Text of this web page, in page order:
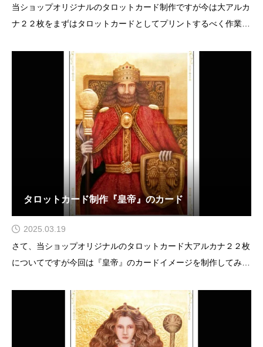
当ショップオリジナルのタロットカード制作ですが今は大アルカ
ナ２２枚をまずはタロットカードとしてプリントするべく作業中
ドイメージになります。作ってみて、おお、これはいい出来か
も！と思ったのがこの２枚です。あ、もちろんそれ以外も
タロットカード制作『皇帝』のカード
2025.03.19
さて、当ショップオリジナルのタロットカード大アルカナ２２枚
についてですが今回は『皇帝』のカードイメージを制作してみま
きめのサイズでタロット・ヴィジュアライズアート制作を行い、
そちらを元にタロットカードのイメージを起こしたものになりま